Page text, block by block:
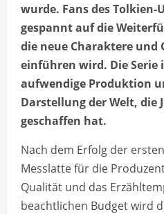
wurde. Fans des
gespannt auf die
die neue Charaktere und
einführen wird. Die
aufwendige Produktion
Darstellung der Welt, die
geschaffen hat.
Nach dem Erfolg der
Messlatte für die
Qualität und das
beachtlichen Budget wird